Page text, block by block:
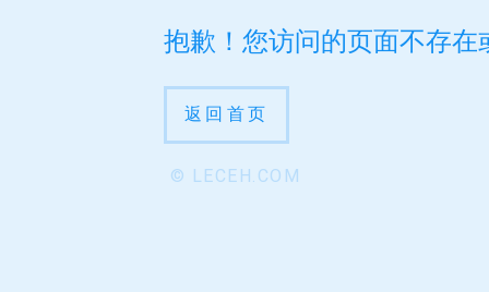
抱歉！您访问的页面不存在
返回首页
© LECEH.COM